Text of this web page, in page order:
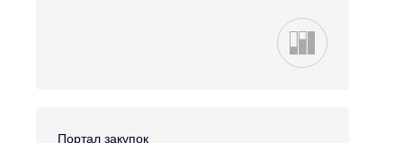
Портал закупок